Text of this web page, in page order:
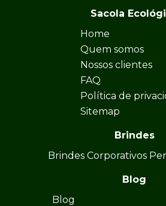
Sacola
Home
Quem somos
Nossos clientes
FAQ
Política de
Sitemap
Brindes
Brindes Corporativos
Blog
Blog